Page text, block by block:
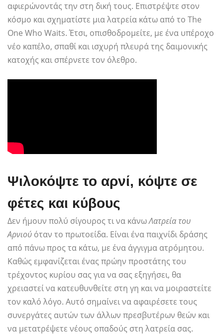
αφιερώνοντάς την στη δική τους. Επιστρέψτε στον
κόσμο και σχηματίστε μια λατρεία κάτω από το The
One Who Waits. Έτσι, οπισθοδρομείτε, με ένα υπέροχο
νέο καπέλο, σπαθί και ισχυρή πλευρά της δαιμονικής
κατοχής και σπέρνετε τον όλεθρο.
Ψιλοκόψτε το αρνί, κόψτε σε
φέτες και κύβους
Δεν ήμουν πολύ σίγουρος τι να κάνωΛατρεία του
Αρνιού όταν το πρωτοείδα. Είναι ένα παιχνίδι δράσης
από πάνω προς τα κάτω, με ένα άγγιγμα ατρόμητου.
Καθώς εμφανίζεται ένας πρώην προστάτης του
τρέχοντος κυρίου σας για να σας εξηγήσει, θα
χρειαστεί να κατευθυνθείτε στη γη και να μοιραστείτε
τον καλό λόγο. Αυτό σημαίνει να αφαιρέσετε τους
συνεργάτες αυτών των άλλων πρεσβυτέρων θεών και
να μετατρέψετε νέους οπαδούς στη λατρεία σας.